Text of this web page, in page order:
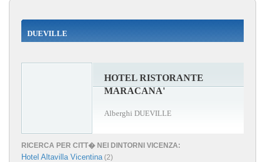
DUEVILLE
HOTEL RISTORANTE
MARACANA'
Alberghi DUEVILLE
RICERCA PER CITT� NEI DINTORNI VICENZA:
Hotel Altavilla Vicentina(2)